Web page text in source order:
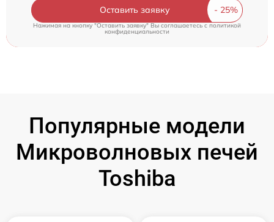
Оставить заявку
Нажимая на кнопку "Оставить заявку" Вы соглашаетесь cполитикой
конфиденциальности
Популярные модели
Микроволновых печей
Toshiba